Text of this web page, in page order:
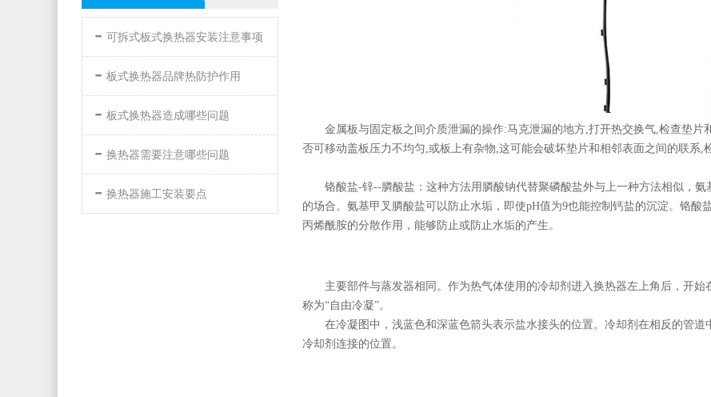
- 可拆式板式换热器安装注意事项
- 板式换热器品牌热防护作用
- 板式换热器造成哪些问题
- 换热器需要注意哪些问题
- 换热器施工安装要点
金属板与固定板之间介质泄漏的操作:马克泄漏的地方,打开热交换气,检查垫
否可移动盖板压力不均匀,或板上有杂物,这可能会破坏垫片和相邻表面之间的联系,
铬酸盐-锌--膦酸盐：这种方法用膦酸钠代替聚磷酸盐外与上一种方法相似，
的场合。氨基甲叉膦酸盐可以防止水垢，即使pH值为9也能控制钙盐的沉淀。铬
丙烯酰胺的分散作用，能够防止或防止水垢的产生。
主要部件与蒸发器相同。作为热气体使用的冷却剂进入换热器左上角后，开
称为“自由冷凝”。
在冷凝图中，浅蓝色和深蓝色箭头表示盐水接头的位置。冷却剂在相反的管
冷却剂连接的位置。